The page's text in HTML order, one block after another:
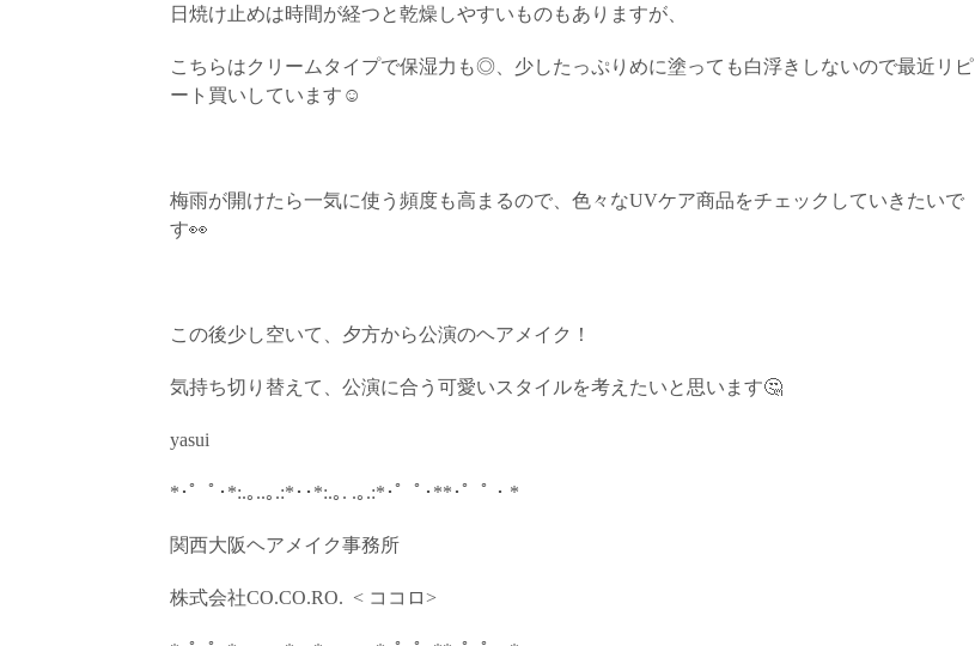
日焼け止めは時間が経つと乾燥しやすいものもありますが、
こちらはクリームタイプで保湿力も◎、少したっぷりめに塗っても白浮きしないので最近リピ
ート買いしています ☺️
梅雨が開けたら一気に使う頻度も高まるので、色々なUVケア商品をチェックしていきたいで
す👀
この後少し空いて、夕方から公演のヘアメイク！
気持ち切り替えて、公演に合う可愛いスタイルを考えたいと思います🤔
yasui
* ･゜ﾟ･ *:.｡ ..｡ .:* ･･ *:.｡ . .｡ .:* ･゜ﾟ･ ** ･゜ﾟ・ *
関西大阪ヘアメイク事務所
株式会社CO.CO.RO. < ココロ>